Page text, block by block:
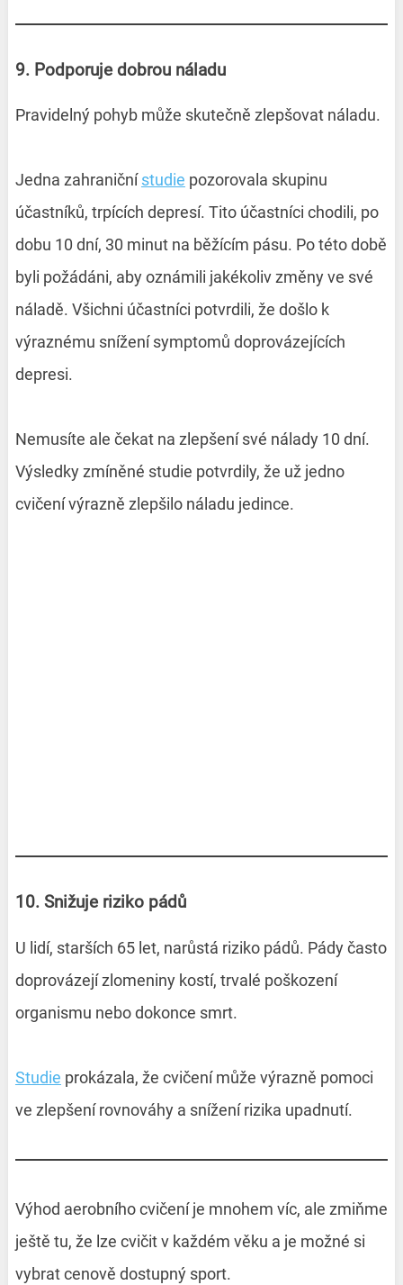
9. Podporuje dobrou náladu
Pravidelný pohyb může skutečně zlepšovat náladu.
Jedna zahraničnístudie pozorovala skupinu
účastníků, trpících depresí. Tito účastníci chodili, po
dobu 10 dní, 30 minut na běžícím pásu. Po této době
byli požádáni, aby oznámili jakékoliv změny ve své
náladě. Všichni účastníci potvrdili, že došlo k
výraznému snížení symptomů doprovázejících
depresi.
Nemusíte ale čekat na zlepšení své nálady 10 dní.
Výsledky zmíněné studie potvrdily, že už jedno
cvičení výrazně zlepšilo náladu jedince.
10. Snižuje riziko pádů
U lidí, starších 65 let, narůstá riziko pádů. Pády často
doprovázejí zlomeniny kostí, trvalé poškození
organismu nebo dokonce smrt.
Studie prokázala, že cvičení může výrazně pomoci
ve zlepšení rovnováhy a snížení rizika upadnutí.
Výhod aerobního cvičení je mnohem víc, ale zmiňme
ještě tu, že lze cvičit v každém věku a je možné si
vybrat cenově dostupný sport.